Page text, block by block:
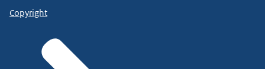
Copyright